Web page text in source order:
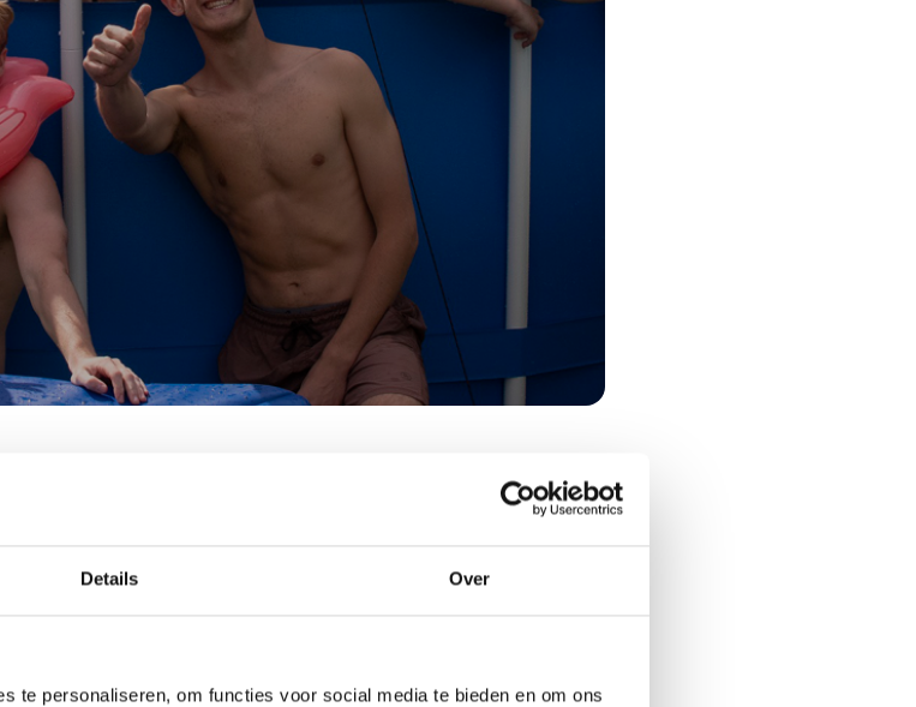
Details Over
te personaliseren, om functies voor social media te bieden en om ons
de populaire YouTubers Boaz van Boggelen en Jesse
delen hun freerun kunsten via social media. Het
loopt vaak richting een half miljoen kijkers. Dat ze ook
de aanwezigheid van veel jeugdige fans.